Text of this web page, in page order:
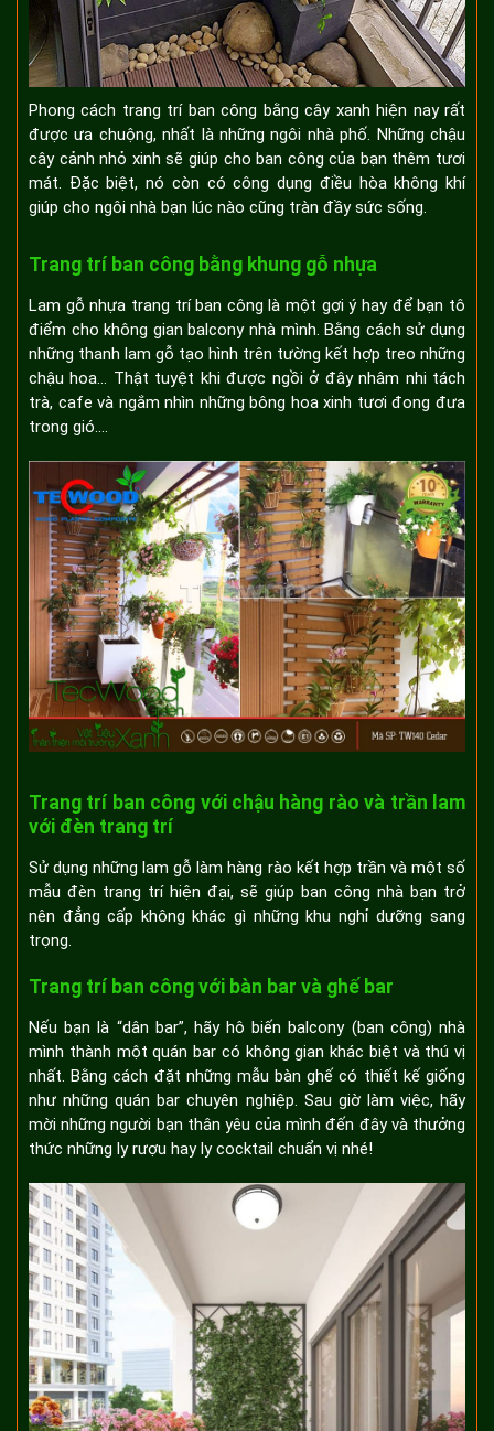
Phong cách trang trí ban công bằng cây xanh hiện nay rất
được ưa chuộng, nhất là những ngôi nhà phố. Những chậu
cây cảnh nhỏ xinh sẽ giúp cho ban công của bạn thêm tươi
mát. Đặc biệt, nó còn có công dụng điều hòa không khí
giúp cho ngôi nhà bạn lúc nào cũng tràn đầy sức sống.
Trang trí ban công bằng khung gỗ nhựa
Lam gỗ nhựa trang trí ban công là một gợi ý hay để bạn tô
điểm cho không gian balcony nhà mình. Bằng cách sử dụng
những thanh lam gỗ tạo hình trên tường kết hợp treo những
chậu hoa… Thật tuyệt khi được ngồi ở đây nhâm nhi tách
trà, cafe và ngắm nhìn những bông hoa xinh tươi đong đưa
trong gió….
Trang trí ban công với chậu hàng rào và trần lam
với đèn trang trí
Sử dụng những lam gỗ làm hàng rào kết hợp trần và một số
mẫu đèn trang trí hiện đại, sẽ giúp ban công nhà bạn trở
nên đẳng cấp không khác gì những khu nghỉ dưỡng sang
trọng.
Trang trí ban công với bàn bar và ghế bar
Nếu bạn là “dân bar”, hãy hô biến balcony (ban công) nhà
mình thành một quán bar có không gian khác biệt và thú vị
nhất. Bằng cách đặt những mẫu bàn ghế có thiết kế giống
như những quán bar chuyên nghiệp. Sau giờ làm việc, hãy
mời những người bạn thân yêu của mình đến đây và thưởng
thức những ly rượu hay ly cocktail chuẩn vị nhé!